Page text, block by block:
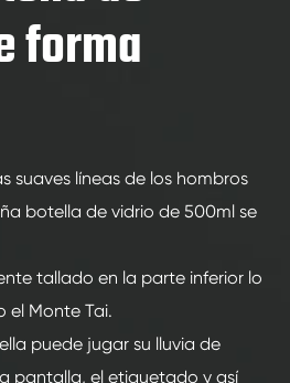
forma
suaves líneas de los hombros
botella de vidrio de 500ml se
tallado en la parte inferior lo
el Monte Tai.
puede jugar su lluvia de
pantalla, el etiquetado y así